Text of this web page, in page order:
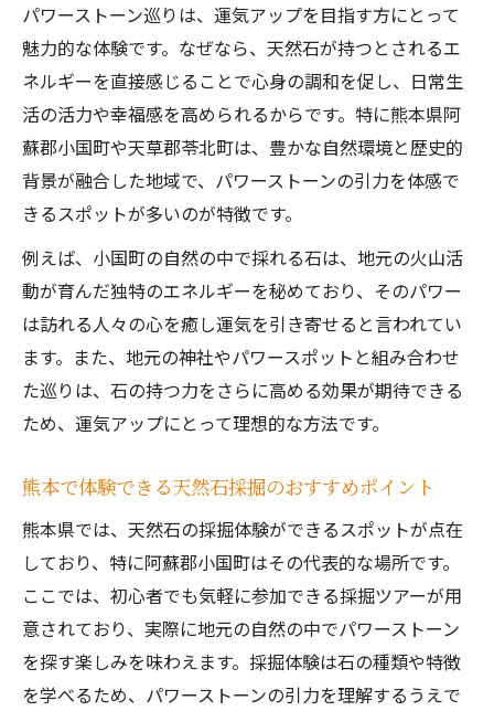
パワーストーン巡りは、運気アップを目指す方にとって
魅力的な体験です。なぜなら、天然石が持つとされるエ
ネルギーを直接感じることで心身の調和を促し、日常生
活の活力や幸福感を高められるからです。特に熊本県阿
蘇郡小国町や天草郡苓北町は、豊かな自然環境と歴史的
背景が融合した地域で、パワーストーンの引力を体感で
きるスポットが多いのが特徴です。
例えば、小国町の自然の中で採れる石は、地元の火山活
動が育んだ独特のエネルギーを秘めており、そのパワー
は訪れる人々の心を癒し運気を引き寄せると言われてい
ます。また、地元の神社やパワースポットと組み合わせ
た巡りは、石の持つ力をさらに高める効果が期待できる
ため、運気アップにとって理想的な方法です。
熊本で体験できる天然石採掘のおすすめポイント
熊本県では、天然石の採掘体験ができるスポットが点在
しており、特に阿蘇郡小国町はその代表的な場所です。
ここでは、初心者でも気軽に参加できる採掘ツアーが用
意されており、実際に地元の自然の中でパワーストーン
を探す楽しみを味わえます。採掘体験は石の種類や特徴
を学べるため、パワーストーンの引力を理解するうえで